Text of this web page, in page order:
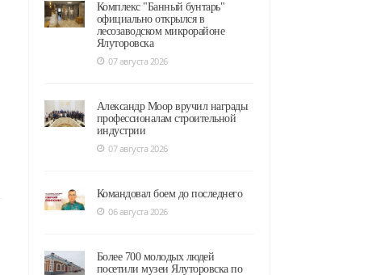
Комплекс "Банный бунтарь"
официально открылся в
лесозаводском микрорайоне
Ялуторовска
07 августа 2026
Александр Моор вручил награды
профессионалам строительной
индустрии
07 августа 2026
Командовал боем до последнего
06 августа 2026
Более 700 молодых людей
посетили музеи Ялуторовска по